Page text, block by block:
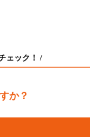
ェック！ /
か？